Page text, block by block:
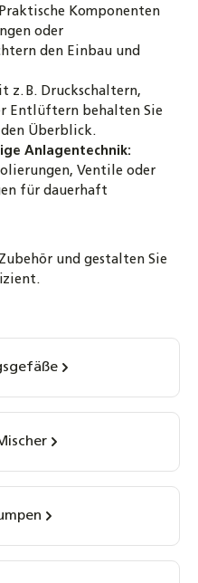
Praktische Komponenten
oder
den Einbau und
z. B. Druckschaltern,
Entlüftern behalten Sie
Überblick.
Anlagentechnik:
Ventile oder
für dauerhaft
und gestalten Sie